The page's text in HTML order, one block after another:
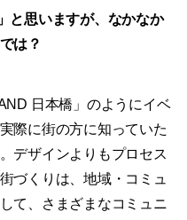
と思いますが、なかなか
は？
日本橋」のようにイベ
際に街の方に知っていた
デザインよりもプロセス
づくりは、地域・コミュ
て、さまざまなコミュニ